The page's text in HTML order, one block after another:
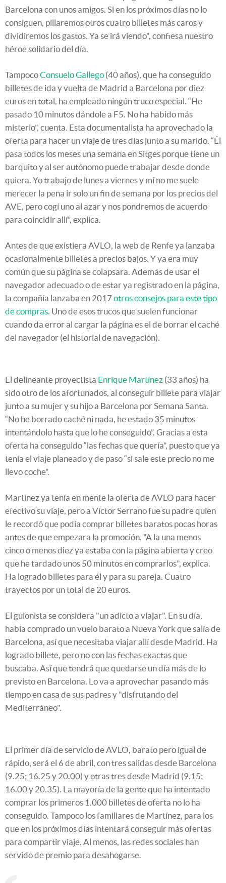
Barcelona con unos amigos. Si en los próximos días no lo
consiguen, pillaremos otros cuatro billetes más caros y
dividiremos los gastos. Ya se irá viendo", confiesa nuestro
héroe solidario del día.
TampocoConsuelo Gallego (40 años), que ha conseguido
billetes de ida y vuelta de Madrid a Barcelona por diez
euros en total, ha empleado ningún truco especial. “He
pasado 10 minutos dándole a F5. No ha habido más
misterio”, cuenta. Esta documentalista ha aprovechado la
oferta para hacer un viaje de tres días junto a su marido. “Él
pasa todos los meses una semana en Sitges porque tiene un
barquito y al ser autónomo puede trabajar desde donde
quiera. Yo trabajo de lunes a viernes y mí no me suele
merecer la pena ir solo un fin de semana por los precios del
AVE, pero cogí uno al azar y nos pondremos de acuerdo
para coincidir allí”, explica.
Antes de que existiera AVLO, la web de Renfe ya lanzaba
ocasionalmente billetes a precios bajos. Y ya era muy
común que su página se colapsara. Además de usar el
navegador adecuado o de estar ya registrado en la página,
la compañía lanzaba en 2017otros consejos para este tipo
de compras . Uno de esos trucos que suelen funcionar
cuando da error al cargar la página es el de borrar el caché
del navegador (el historial de navegación).
El delineante proyectista Enrique Martínez (33 años) ha
sido otro de los afortunados, al conseguir billete para viajar
junto a su mujer y su hijo a Barcelona por Semana Santa.
“No he borrado caché ni nada, he estado 35 minutos
intentándolo hasta que lo he conseguido”. Gracias a esta
oferta ha conseguido “las fechas que quería”, puesto que ya
tenía el viaje planeado y de paso “si sale este precio no me
llevo coche”.
Martínez ya tenía en mente la oferta de AVLO para hacer
efectivo su viaje, pero a Víctor Serrano fue su padre quien
le recordó que podía comprar billetes baratos pocas horas
antes de que empezara la promoción. "A la una menos
cinco o menos diez ya estaba con la página abierta y creo
que he tardado unos 50 minutos en comprarlos", explica.
Ha logrado billetes para él y para su pareja. Cuatro
trayectos por un total de 20 euros.
El guionista se considera "un adicto a viajar". En su día,
había comprado un vuelo barato a Nueva York que salía de
Barcelona, así que necesitaba viajar allí desde Madrid. Ha
logrado billete, pero no con las fechas exactas que
buscaba. Así que tendrá que quedarse un día más de lo
previsto en Barcelona. Lo va a aprovechar pasando más
tiempo en casa de sus padres y "disfrutando del
Mediterráneo".
El primer día de servicio de AVLO, barato pero igual de
rápido, será el 6 de abril, con tres salidas desde Barcelona
(9.25; 16.25 y 20.00) y otras tres desde Madrid (9.15;
16.00 y 20.35). La mayoría de la gente que ha intentado
comprar los primeros 1.000 billetes de oferta no lo ha
conseguido. Tampoco los familiares de Martínez, para los
que en los próximos días intentará conseguir más ofertas
para compartir viaje. Al menos, las redes sociales han
servido de premio para desahogarse.